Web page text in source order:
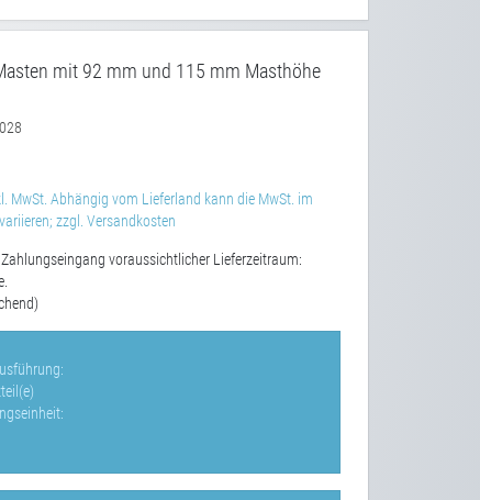
mit 92 mm und 115 mm Masthöhe
MwSt. Abhängig vom Lieferland kann die MwSt. im
zzgl. Versandkosten
voraussichtlicher Lieferzeitraum: